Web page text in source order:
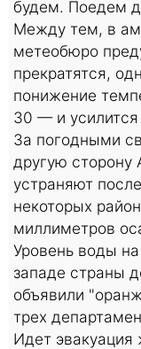
будем. Поедем
Между тем, в
метеобюро
прекратятся,
понижение
30 — и усилится
За погодными
другую сторону
устраняют
некоторых
миллиметров
Уровень воды
западе страны
объявили
трех
Идет эвакуация